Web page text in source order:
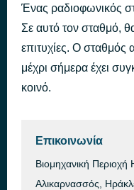
Ένας ραδιοφωνικός
Σε αυτό τον σταθμό,
επιτυχίες. Ο σταθμός
μέχρι σήμερα έχει
κοινό.
Επικοινωνία
Βιομηχανική
Αλικαρνασσός,